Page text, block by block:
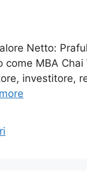
Netto:
come MBA Chai
investitore,